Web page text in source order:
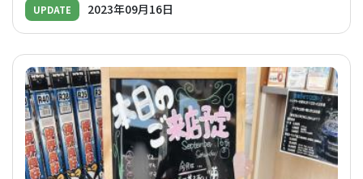
UPDATE 2023年09月16日